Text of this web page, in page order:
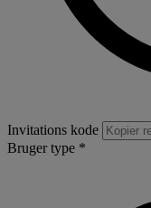
Invitations kode
Bruger type *